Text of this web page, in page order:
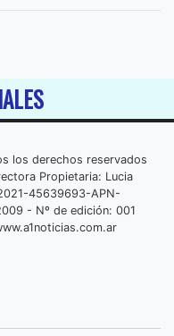
los derechos reservados
Propietaria: Lucia
45639693-APN-
- Nº de edición: 001